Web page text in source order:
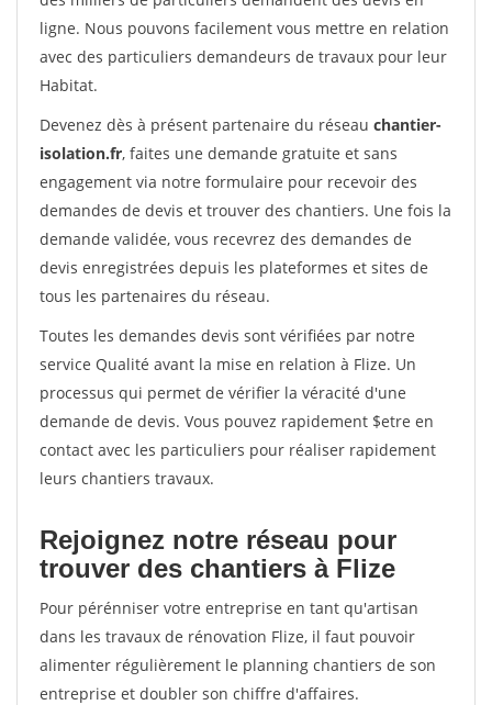
ligne. Nous pouvons facilement vous mettre en relation
avec des particuliers demandeurs de travaux pour leur
Habitat.
Devenez dès à présent partenaire du réseau chantier-
isolation.fr, faites une demande gratuite et sans
engagement via notre formulaire pour recevoir des
demandes de devis et trouver des chantiers. Une fois la
demande validée, vous recevrez des demandes de
devis enregistrées depuis les plateformes et sites de
tous les partenaires du réseau.
Toutes les demandes devis sont vérifiées par notre
service Qualité avant la mise en relation à Flize. Un
processus qui permet de vérifier la véracité d'une
demande de devis. Vous pouvez rapidement $etre en
contact avec les particuliers pour réaliser rapidement
leurs chantiers travaux.
Rejoignez notre réseau pour
trouver des chantiers à Flize
Pour pérénniser votre entreprise en tant qu'artisan
dans les travaux de rénovation Flize, il faut pouvoir
alimenter régulièrement le planning chantiers de son
entreprise et doubler son chiffre d'affaires.